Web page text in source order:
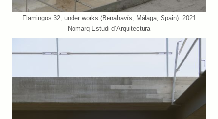
Flamingos 32, under works (Benahavís, Málaga, Spain). 2021
Nomarq Estudi d’Arquitectura